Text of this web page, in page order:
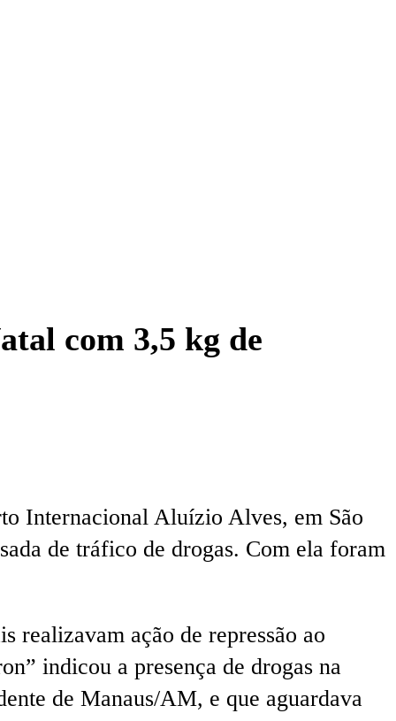
com 3,5 kg de
Internacional Aluízio Alves, em São
de tráfico de drogas. Com ela foram
realizavam ação de repressão ao
indicou a presença de drogas na
de Manaus/AM, e que aguardava